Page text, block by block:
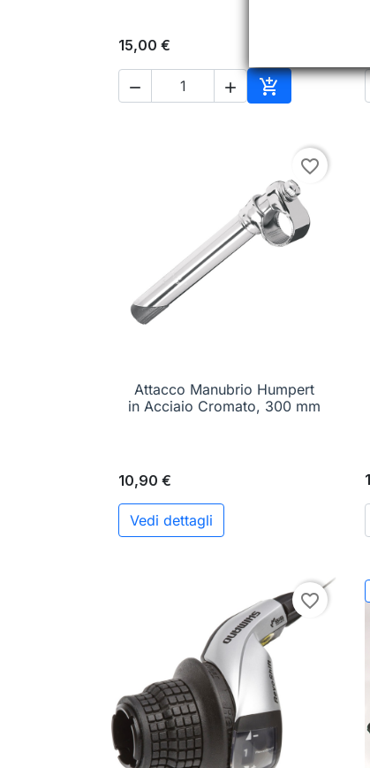
15,00 €
  
Aggiungi al
favorite_border
 Anteprima
Attacco Manubrio Humpert
in Acciaio Cromato, 300 mm
10,90 €
Vedi dettagli
favorite_border